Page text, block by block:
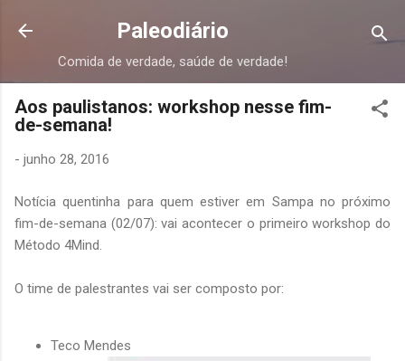
Pular para o conteúdo principal
Paleodiário
Comida de verdade, saúde de verdade!
Aos paulistanos: workshop nesse fim-
de-semana!
- junho 28, 2016
Notícia quentinha para quem estiver em Sampa no próximo
fim-de-semana (02/07): vai acontecer o primeiro workshop do
Método 4Mind.
O time de palestrantes vai ser composto por:
Teco Mendes